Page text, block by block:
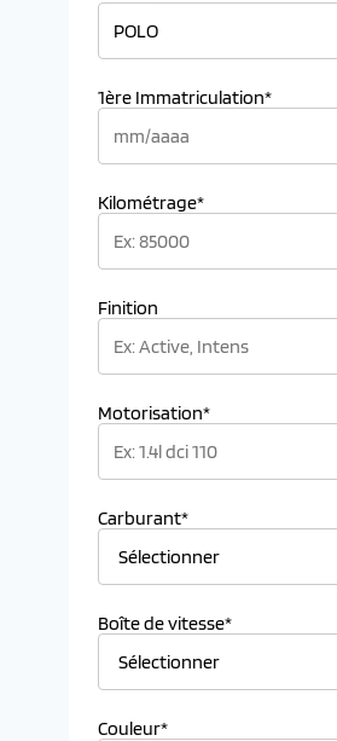
1ère Immatriculation*
Kilométrage*
Finition
Motorisation*
Carburant*
Boîte de vitesse*
Couleur*